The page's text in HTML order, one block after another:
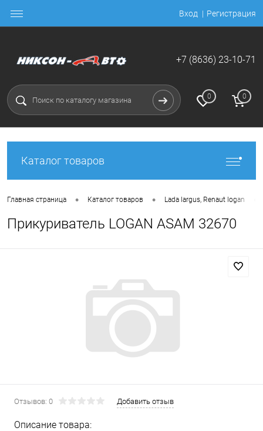
Вход Регистрация
+7 (8636) 23-10-71
0 0
Каталог товаров
Главная страница • Каталог товаров • Lada largus, Renaut logan
Прикуриватель LOGAN ASAM 32670
Отзывов: 0 Добавить отзыв
Описание товара: